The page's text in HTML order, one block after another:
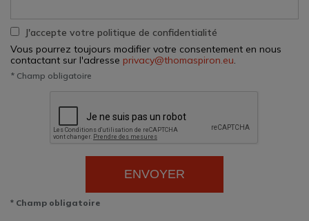
J'accepte votre politique de confidentialité
Vous pourrez toujours modifier votre consentement en nous
contactant sur l'adresse privacy@thomaspiron.eu.
* Champ obligatoire
ENVOYER
* Champ obligatoire